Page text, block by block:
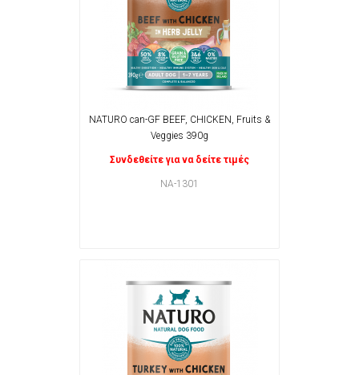
NATURO can-GF BEEF, CHICKEN, Fruits &
Veggies 390g
Συνδεθείτε για να δείτε τιμές
NA-1301